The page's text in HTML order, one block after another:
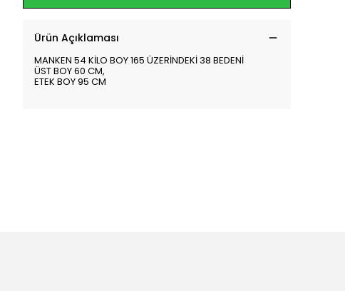
Ürün Açıklaması
MANKEN 54 KİLO BOY 165 ÜZERİNDEKİ 38 BEDENİ
ÜST BOY 60 CM,
ETEK BOY 95 CM